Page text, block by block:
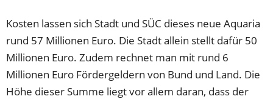
Kosten lassen sich Stadt und SÜC dieses neue Aquaria
rund 57 Millionen Euro. Die Stadt allein stellt dafür 50
Millionen Euro. Zudem rechnet man mit rund 6
Millionen Euro Fördergeldern von Bund und Land. Die
Höhe dieser Summe liegt vor allem daran, dass der